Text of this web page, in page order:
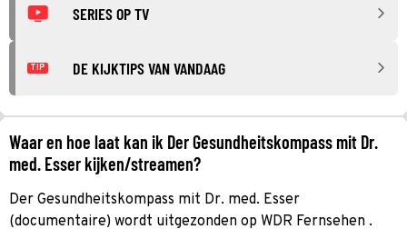
SERIES OP TV
TIP DE KIJKTIPS VAN VANDAAG
Waar en hoe laat kan ik Der Gesundheitskompass mit Dr.
med. Esser kijken/streamen?
Der Gesundheitskompass mit Dr. med. Esser
(documentaire) wordt uitgezonden op WDR Fernsehen .